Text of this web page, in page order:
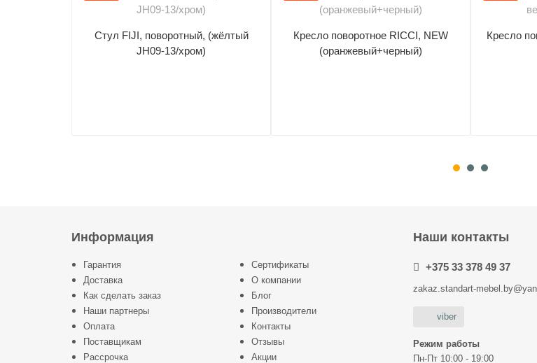
Стул FIJI, поворотный, (жёлтый
JH09-13/хром)
Кресло поворотное RICCI, NEW
(оранжевый+черный)
Кресло
Информация
Гарантия
Доставка
Как сделать заказ
Наши партнеры
Оплата
Поставщикам
Рассрочка
Сертификаты
О компании
Блог
Производители
Контакты
Отзывы
Акции
Наши контакты
+375 33 378 49 37
zakaz.standart-
viber
Режим работы
Пн-Пт 10:00 - 19:00